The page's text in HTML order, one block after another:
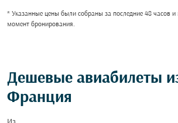
* Указанные цены были собраны за последние 48 часов и
момент бронирования.
Дешевые авиабилеты
Франция